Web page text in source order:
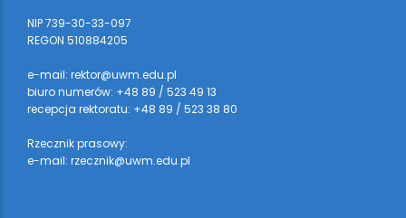
NIP 739-30-33-097
REGON 510884205
e-mail: rektor@uwm.edu.pl
biuro numerów: +48 89 / 523 49 13
recepcja rektoratu: +48 89 / 523 38 80
Rzecznik prasowy:
e-mail: rzecznik@uwm.edu.pl